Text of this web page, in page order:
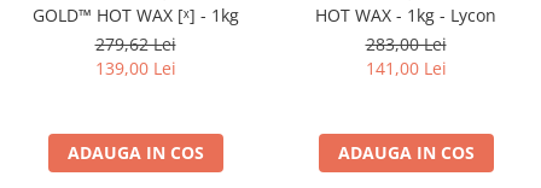
GOLD™ HOT WAX [ˣ] - 1kg
279,62 Lei
139,00 Lei
ADAUGA IN COS
HOT WAX - 1kg - Lycon
283,00 Lei
141,00 Lei
ADAUGA IN COS